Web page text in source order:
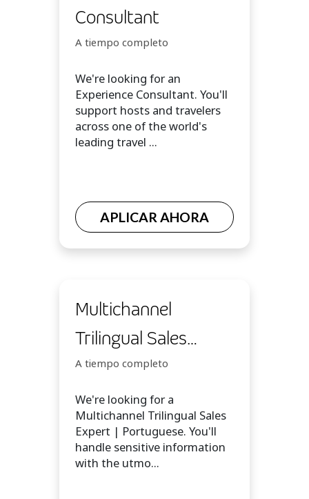
Consultant
A tiempo completo
We're looking for an
Experience Consultant. You'll
support hosts and travelers
across one of the world's
leading travel ...
APLICAR AHORA
Multichannel
Trilingual Sales
Expert | Portuguese
A tiempo completo
We're looking for a
Multichannel Trilingual Sales
Expert | Portuguese. You'll
handle sensitive information
with the utmo...